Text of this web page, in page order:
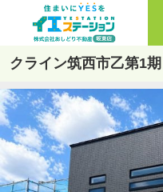
クライン筑西市乙第1